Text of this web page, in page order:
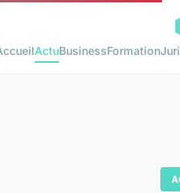
ActuBusinessFormation